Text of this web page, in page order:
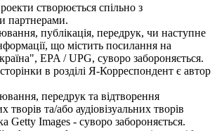
створюється спільно з
партнерами.
публікація, передрук, чи наступне
що містить посилання на
EPA / UPG, суворо забороняється.
в розділі Я-Корреспондент є автор
передрук та відтворення
творів та/або аудіовізуальних творів
Getty Images - суворо забороняється.